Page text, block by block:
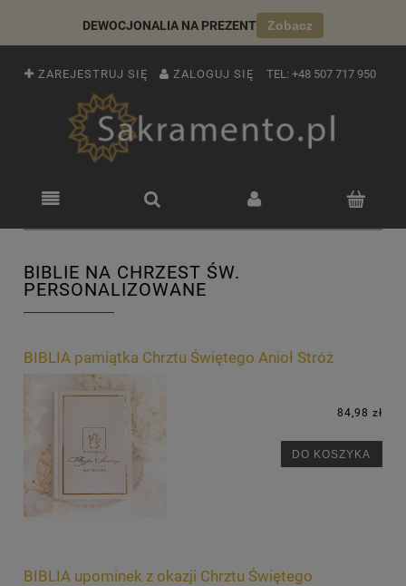
DEWOCJONALIA NA PREZENT Zobacz
ZAREJESTRUJ SIĘ ZALOGUJ SIĘ TEL: +48 507 717 950
BIBLIE NA CHRZEST ŚW.
PERSONALIZOWANE
BIBLIA pamiątka Chrztu Świętego Anioł Stróż
84,98 zł
DO KOSZYKA
BIBLIA upominek z okazji Chrztu Świętego